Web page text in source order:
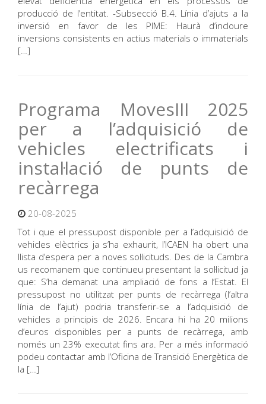
producció de l’entitat. -Subsecció B.4. Línia d’ajuts a la
inversió en favor de les PIME: Haurà d’incloure
inversions consistents en actius materials o immaterials
[…]
Programa MovesIII 2025
per a l’adquisició de
vehicles electrificats i
instal·lació de punts de
recàrrega
20-08-2025
Tot i que el pressupost disponible per a l’adquisició de
vehicles elèctrics ja s’ha exhaurit, l’ICAEN ha obert una
llista d’espera per a noves sol·licituds. Des de la Cambra
us recomanem que continueu presentant la sol·licitud ja
que: S’ha demanat una ampliació de fons a l’Estat. El
pressupost no utilitzat per punts de recàrrega (l’altra
línia de l’ajut) podria transferir-se a l’adquisició de
vehicles a principis de 2026. Encara hi ha 20 milions
d’euros disponibles per a punts de recàrrega, amb
només un 23% executat fins ara. Per a més informació
podeu contactar amb l’Oficina de Transició Energètica de
la […]